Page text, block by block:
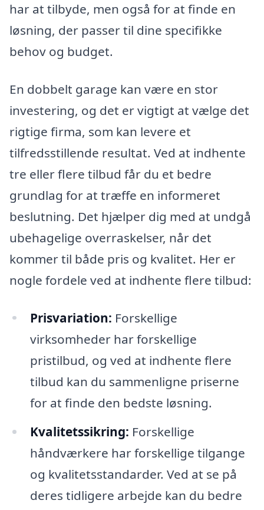
har at tilbyde, men også for at finde en
løsning, der passer til dine specifikke
behov og budget.
En dobbelt garage kan være en stor
investering, og det er vigtigt at vælge det
rigtige firma, som kan levere et
tilfredsstillende resultat. Ved at indhente
tre eller flere tilbud får du et bedre
grundlag for at træffe en informeret
beslutning. Det hjælper dig med at undgå
ubehagelige overraskelser, når det
kommer til både pris og kvalitet. Her er
nogle fordele ved at indhente flere tilbud:
Prisvariation: Forskellige
virksomheder har forskellige
pristilbud, og ved at indhente flere
tilbud kan du sammenligne priserne
for at finde den bedste løsning.
Kvalitetssikring: Forskellige
håndværkere har forskellige tilgange
og kvalitetsstandarder. Ved at se på
deres tidligere arbejde kan du bedre